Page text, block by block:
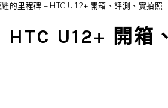
的里程碑 – HTC U12+ 開箱、評測、實拍照
U12+ 開箱